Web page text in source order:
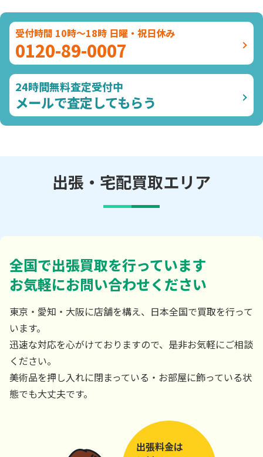
受付時間 10時～18時 日曜・祝日休み
0120-89-0007
24時間無料査定受付中
メールで査定してもらう
出張・宅配買取エリア
全国で出張買取を行っています
お気軽にお問い合わせください
東京・愛知・大阪に店舗を構え、日本全国で買取を行って
います。
迅速な対応を心がけておりますので、是非お気軽にご相談
ください。
美術品を押し入れに閉まっている・お部屋に飾っている状
態でも大丈夫です。
出張料金は